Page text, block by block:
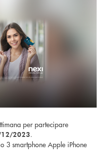
per partecipare
2023.
3 smartphone Apple iPhone